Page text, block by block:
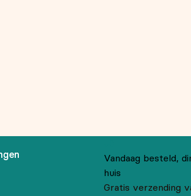
Vandaag besteld,
huis
Gratis verzending